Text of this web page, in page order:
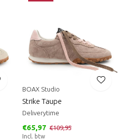
BOAX Studio
Strike Taupe
Deliverytime
€65,97 €109,95
Incl. btw